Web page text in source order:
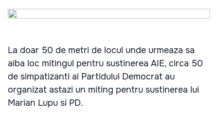
La doar 50 de metri de locul unde urmeaza sa
aiba loc mitingul pentru sustinerea AIE, circa 50
de simpatizanti ai Partidului Democrat au
organizat astazi un miting pentru sustinerea lui
Marian Lupu si PD.